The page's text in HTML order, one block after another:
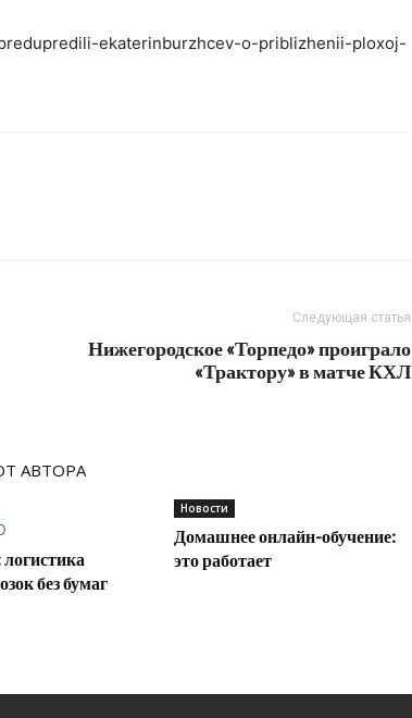
ekaterinburzhcev-o-priblizhenii-ploxoj-
Следующая статья
Нижегородское «Торпедо» проиграло
«Трактору» в матче КХЛ
АВТОРА
без бумаг
Новости
Домашнее онлайн-обучение:
это работает